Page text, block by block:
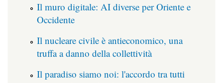
Il muro digitale: AI diverse per Oriente e
Occidente
Il nucleare civile è antieconomico, una
truffa a danno della collettività
Il paradiso siamo noi: l'accordo tra tutti